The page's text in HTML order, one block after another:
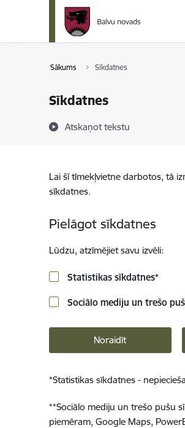
Pāriet uz lapas saturu
Sākums Sīkdatnes
Sīkdatnes
Atskaņot tekstu
Lai šī tīmekļvietne darbotos, tā
sīkdatnes.
Pielāgot sīkdatnes
Lūdzu, atzīmējiet savu izvēli:
Statistikas sīkdatnes*
Sociālo mediju un trešo
Noraidīt
*Statistikas sīkdatnes -
**Sociālo mediju un trešo pušu
piemēram, Google Maps,